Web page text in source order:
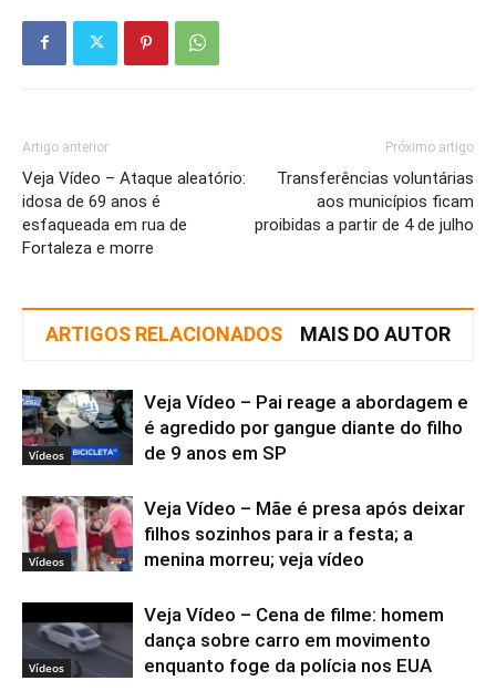
Artigo anterior
Veja Vídeo – Ataque aleatório:
idosa de 69 anos é
esfaqueada em rua de
Fortaleza e morre
Próximo artigo
Transferências voluntárias
aos municípios ficam
proibidas a partir de 4 de julho
ARTIGOS RELACIONADOS MAIS DO AUTOR
Vídeos
Veja Vídeo – Pai reage a abordagem e
é agredido por gangue diante do filho
de 9 anos em SP
Vídeos
Veja Vídeo – Mãe é presa após deixar
filhos sozinhos para ir a festa; a
menina morreu; veja vídeo
Vídeos
Veja Vídeo – Cena de filme: homem
dança sobre carro em movimento
enquanto foge da polícia nos EUA